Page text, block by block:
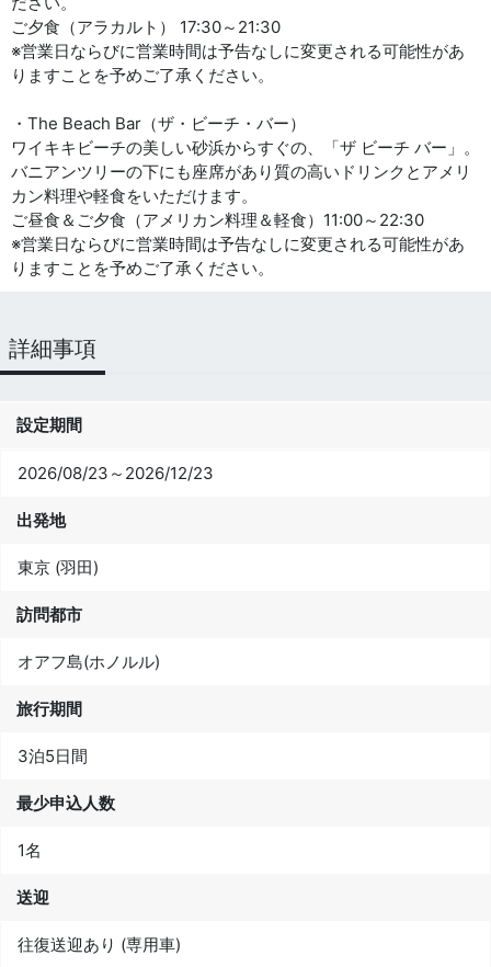
ご夕食（アラカルト） 17:30～21:30
※営業日ならびに営業時間は予告なしに変更される可能性があ
りますことを予めご了承ください。
・The Beach Bar（ザ・ビーチ・バー）
ワイキキビーチの美しい砂浜からすぐの、「ザ ビーチ バー」。
バニアンツリーの下にも座席があり質の高いドリンクとアメリ
カン料理や軽食をいただけます。
ご昼食＆ご夕食（アメリカン料理＆軽食）11:00～22:30
※営業日ならびに営業時間は予告なしに変更される可能性があ
りますことを予めご了承ください。
詳細事項
設定期間
2026/08/23～2026/12/23
出発地
東京 (羽田)
訪問都市
オアフ島(ホノルル)
旅行期間
3泊5日間
最少申込人数
1名
送迎
往復送迎あり (専用車)